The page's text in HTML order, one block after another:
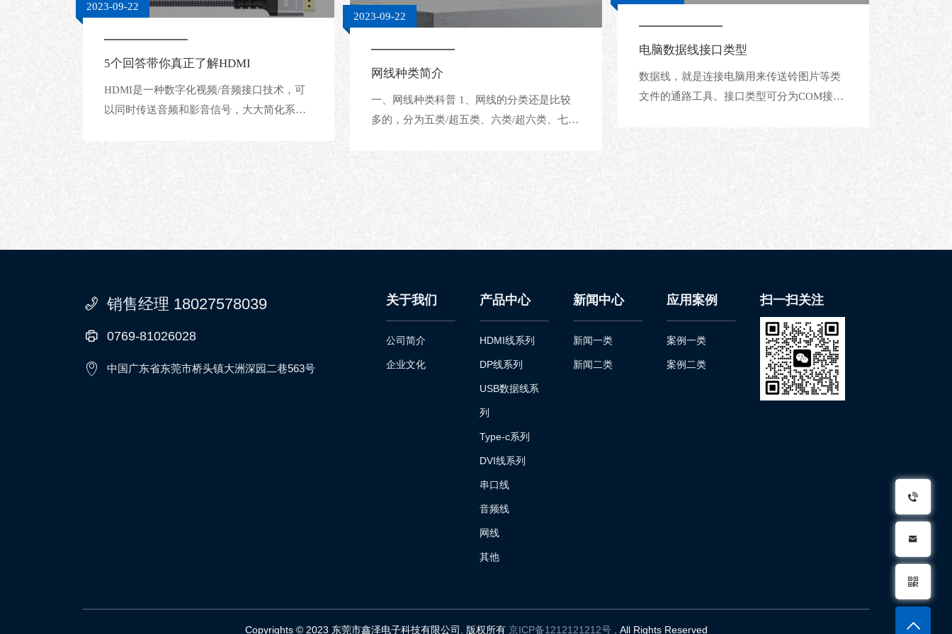
2023-09-22
5个回答带你真正了解HDMI
HDMI是一种数字化视频/音频接口技术，可
以同时传送音频和影音信号，大大简化系统
2023-09-22
网线种类简介
一、网线种类科普 1、网线的分类还是比较
多的，分为五类/超五类、六类/超六类、七
电脑数据线接口类型
数据线，就是连接电脑用来传送铃图片等类
文件的通路工具。接口类型可分为COM接口
销售经理 18027578039
0769-81026028
中国广东省东莞市桥头镇大洲深园二巷563号
关于我们
公司简介
企业文化
产品中心
HDMI线系列
DP线系列
USB数据线系
列
Type-c系列
DVI线系列
串口线
音频线
网线
其他
新闻中心
新闻一类
新闻二类
应用案例
案例一类
案例二类
扫一扫关注
Copyrights © 2023 东莞市鑫泽电子科技有限公司. 版权所有 京ICP备1212121212号 . All Rights Reserved